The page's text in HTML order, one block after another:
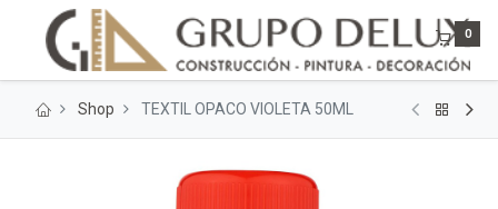
0
Shop TEXTIL OPACO VIOLETA 50ML